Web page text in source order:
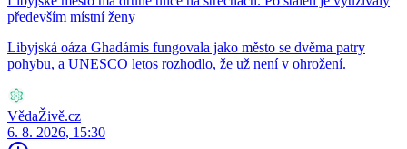
především místní ženy
Libyjská oáza Ghadámis fungovala jako město se dvěma patry
pohybu, a UNESCO letos rozhodlo, že už není v ohrožení.
VědaŽivě.cz
6. 8. 2026, 15:30